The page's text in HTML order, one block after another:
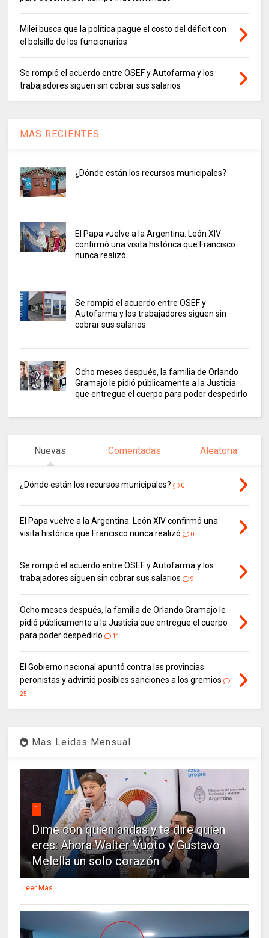
Milei busca que la política pague el costo del déficit con
el bolsillo de los funcionarios
Se rompió el acuerdo entre OSEF y Autofarma y los
trabajadores siguen sin cobrar sus salarios
MAS RECIENTES
¿Dónde están los recursos municipales?
El Papa vuelve a la Argentina: León XIV
confirmó una visita histórica que Francisco
nunca realizó
Se rompió el acuerdo entre OSEF y
Autofarma y los trabajadores siguen sin
cobrar sus salarios
Ocho meses después, la familia de Orlando
Gramajo le pidió públicamente a la Justicia
que entregue el cuerpo para poder despedirlo
Nuevas Comentadas Aleatoria
¿Dónde están los recursos municipales? 0
El Papa vuelve a la Argentina: León XIV confirmó una
visita histórica que Francisco nunca realizó
0
Se rompió el acuerdo entre OSEF y Autofarma y los
trabajadores siguen sin cobrar sus salarios
9
Ocho meses después, la familia de Orlando Gramajo le
pidió públicamente a la Justicia que entregue el cuerpo
para poder despedirlo
11
El Gobierno nacional apuntó contra las provincias
peronistas y advirtió posibles sanciones a los gremios
25
Mas Leidas Mensual
1
Dime con quien andas y te dire quien
eres: Ahora Walter Vuoto y Gustavo
Melella un solo corazón
Leer Mas